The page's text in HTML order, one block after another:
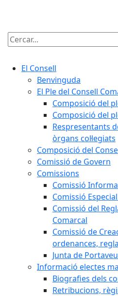
Cercar:
El Consell
Benvinguda
El Ple del Consell
Composició del
Composició del
Respresentants
òrgans col·legiats
Composició del
Comissió de Govern
Comissions
Comissió
Comissió
Comissió del
Comarcal
Comissió de
ordenances,
Junta de
Informació electes
Biografies dels
Retribucions,